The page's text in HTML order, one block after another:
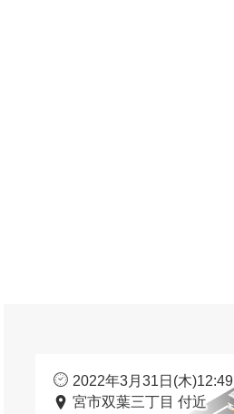
2022年3月31日(木)12:49
宮市双葉三丁目 付近